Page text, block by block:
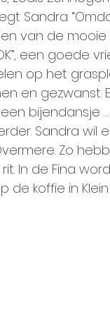
Sandra.
van de
een goede
op het
en gezwanst.
bijendansje
Sandra
Zo
In de Fina
de koffie in